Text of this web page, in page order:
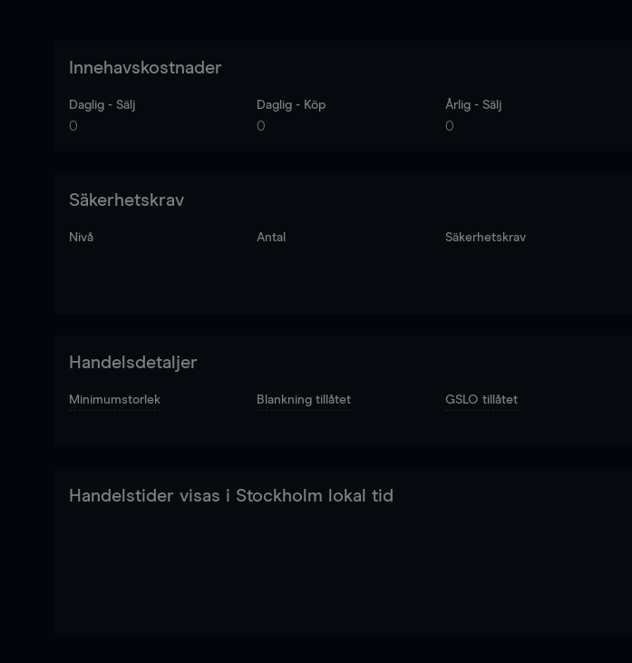
Innehavskostnader
Daglig - Sälj
0
Daglig - Köp
0
Årlig - Sälj
0
Säkerhetskrav
Nivå Antal Säkerhetskrav
Handelsdetaljer
Minimumstorlek Blankning tillåtet GSLO tillåtet
Handelstider visas i Stockholm lokal tid